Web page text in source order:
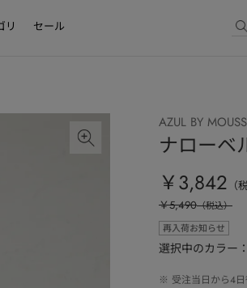
リ セール
AZUL BY
ナローベ
￥3,842 （
￥5,490（税込）
再入荷お知らせ
選択中のカラー
※ 受注当日から4